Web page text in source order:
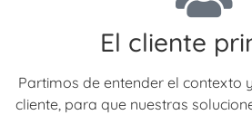
El cliente
Partimos de entender el contexto
cliente, para que nuestras